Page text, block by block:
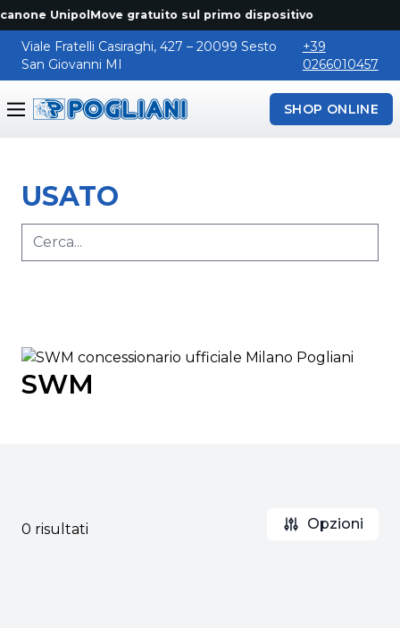
UnipolMove gratuito sul primo dispositivo
Viale Fratelli Casiraghi, 427 – 20099 Sesto
San Giovanni MI
+39
0266010457
SHOP ONLINE
USATO
SWM
0 risultati Opzioni